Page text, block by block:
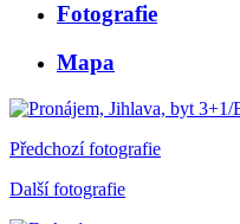
Fotografie
Mapa
Předchozí fotografie
Další fotografie